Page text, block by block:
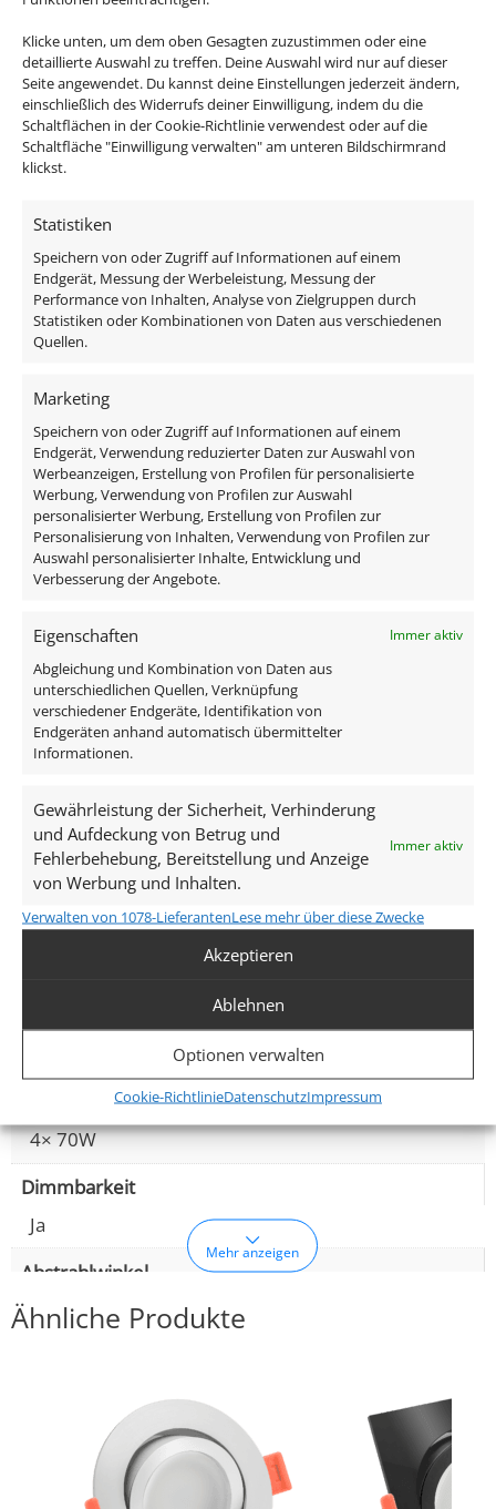
Klicke unten, um dem oben Gesagten zuzustimmen oder eine
detaillierte Auswahl zu treffen. Deine Auswahl wird nur auf dieser
Seite angewendet. Du kannst deine Einstellungen jederzeit ändern,
einschließlich des Widerrufs deiner Einwilligung, indem du die
Schaltflächen in der Cookie-Richtlinie verwendest oder auf die
Schaltfläche "Einwilligung verwalten" am unteren Bildschirmrand
klickst.
Statistiken
Speichern von oder Zugriff auf Informationen auf einem
Endgerät, Messung der Werbeleistung, Messung der
Performance von Inhalten, Analyse von Zielgruppen durch
Statistiken oder Kombinationen von Daten aus verschiedenen
Quellen.
Marketing
Speichern von oder Zugriff auf Informationen auf einem
Endgerät, Verwendung reduzierter Daten zur Auswahl von
Werbeanzeigen, Erstellung von Profilen für personalisierte
Werbung, Verwendung von Profilen zur Auswahl
personalisierter Werbung, Erstellung von Profilen zur
Personalisierung von Inhalten, Verwendung von Profilen zur
Auswahl personalisierter Inhalte, Entwicklung und
Verbesserung der Angebote.
Eigenschaften Immer aktiv
Abgleichung und Kombination von Daten aus
unterschiedlichen Quellen, Verknüpfung
verschiedener Endgeräte, Identifikation von
Endgeräten anhand automatisch übermittelter
Informationen.
Gewährleistung der Sicherheit, Verhinderung
und Aufdeckung von Betrug und
Fehlerbehebung, Bereitstellung und Anzeige
von Werbung und Inhalten.
Immer aktiv
Verwalten von 1078-LieferantenLese mehr über diese Zwecke
Akzeptieren
Ablehnen
Optionen verwalten
Cookie-RichtlinieDatenschutzImpressum
Vielseitigkeit für jeden Raum: Ob Wand-,
Decken-, Tisch-, Steh- oder Pendelleuchte – jede
Leuchte ist ein Lichtkunstwerk für sich und
erfüllt unterschiedlichste Ansprüche.
Hochwertige Verarbeitung:Robuste Materialien
Energieeffiziente LED-Technologie:
und schone die Umwelt, ohne auf helles,
angenehmes Licht zu verzichten.
Passendes Zubehör:
DALI Dimmaktor
Funkdimmer
Zigbee / Philips Hue
Im Lieferumfang ist eine komplette Deckenleuchte
samt Leuchtmittel enthalten um diese direkt an 230V
anschließen zu können.
1x Signature Deckenleuchte 4-flammig
4x dimm2warm 1800-3000K GU10 Leuchtmittel
7W
Gesamtmaße
Siehe Skizze in der Bildergalerie
Spannung (V)
AC 230V, AC 230V (ohne Trafo)
Glühbirnenersatz
4× 70W
Dimmbarkeit
Ja
Abstrahlwinkel
Lichtstrom (Lumen)
4× 460lm
Lichtfarbtemperatur (K)
Mehr anzeigen
Ähnliche Produkte